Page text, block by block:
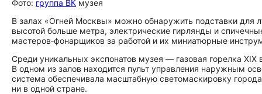
Фото: группа ВК музея
В залах «Огней Москвы» можно обнаружить подставки для
высотой больше метра, электрические гирлянды и
мастеров‑фонарщиков за работой и их миниатюрные
Среди уникальных экспонатов музея — газовая горелка
В одном из залов находится пульт управления наружным
система обеспечивала масштабную светомаскировку
ни в одной стране.